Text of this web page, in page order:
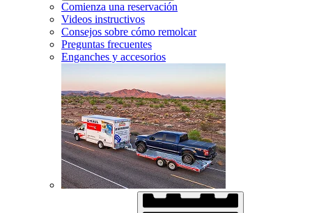
Comienza una reservación
Videos instructivos
Consejos sobre cómo remolcar
Preguntas frecuentes
Enganches y accesorios